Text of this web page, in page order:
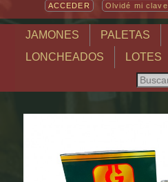
Olvidé mi clave
JAMONES PALETAS
LONCHEADOS
LOTES